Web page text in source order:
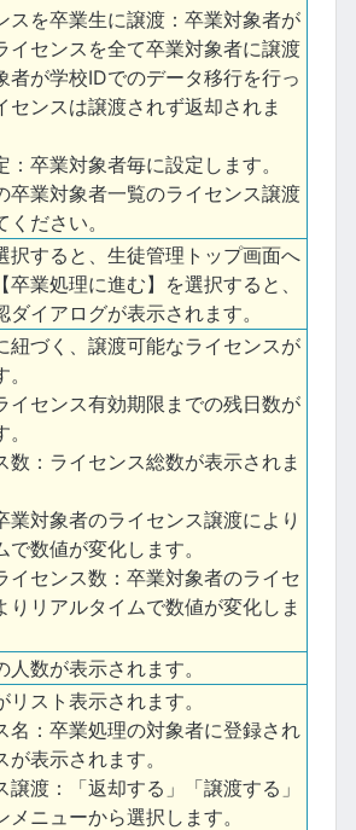
スを卒業生に譲渡：卒業対象者が
イセンスを全て卒業対象者に譲渡
者が学校IDでのデータ移行を行っ
センスは譲渡されず返却されま
：卒業対象者毎に設定します。
卒業対象者一覧のライセンス譲渡
ださい。
択すると、生徒管理トップ画面へ
卒業処理に進む】を選択すると、
ダイアログが表示されます。
紐づく、譲渡可能なライセンスが
イセンス有効期限までの残日数が
数：ライセンス総数が表示されま
業対象者のライセンス譲渡により
で数値が変化します。
イセンス数：卒業対象者のライセ
りリアルタイムで数値が変化しま
人数が表示されます。
リスト表示されます。
名：卒業処理の対象者に登録され
が表示されます。
譲渡：「返却する」「譲渡する」
メニューから選択します。